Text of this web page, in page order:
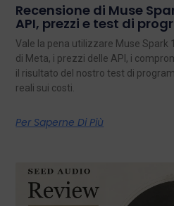
Recensione di Muse
API, prezzi e test di
Vale la pena utilizzare Muse Spark
di Meta, i prezzi delle API, i
il risultato del nostro test di
reali sui costi.
Per Saperne Di Più